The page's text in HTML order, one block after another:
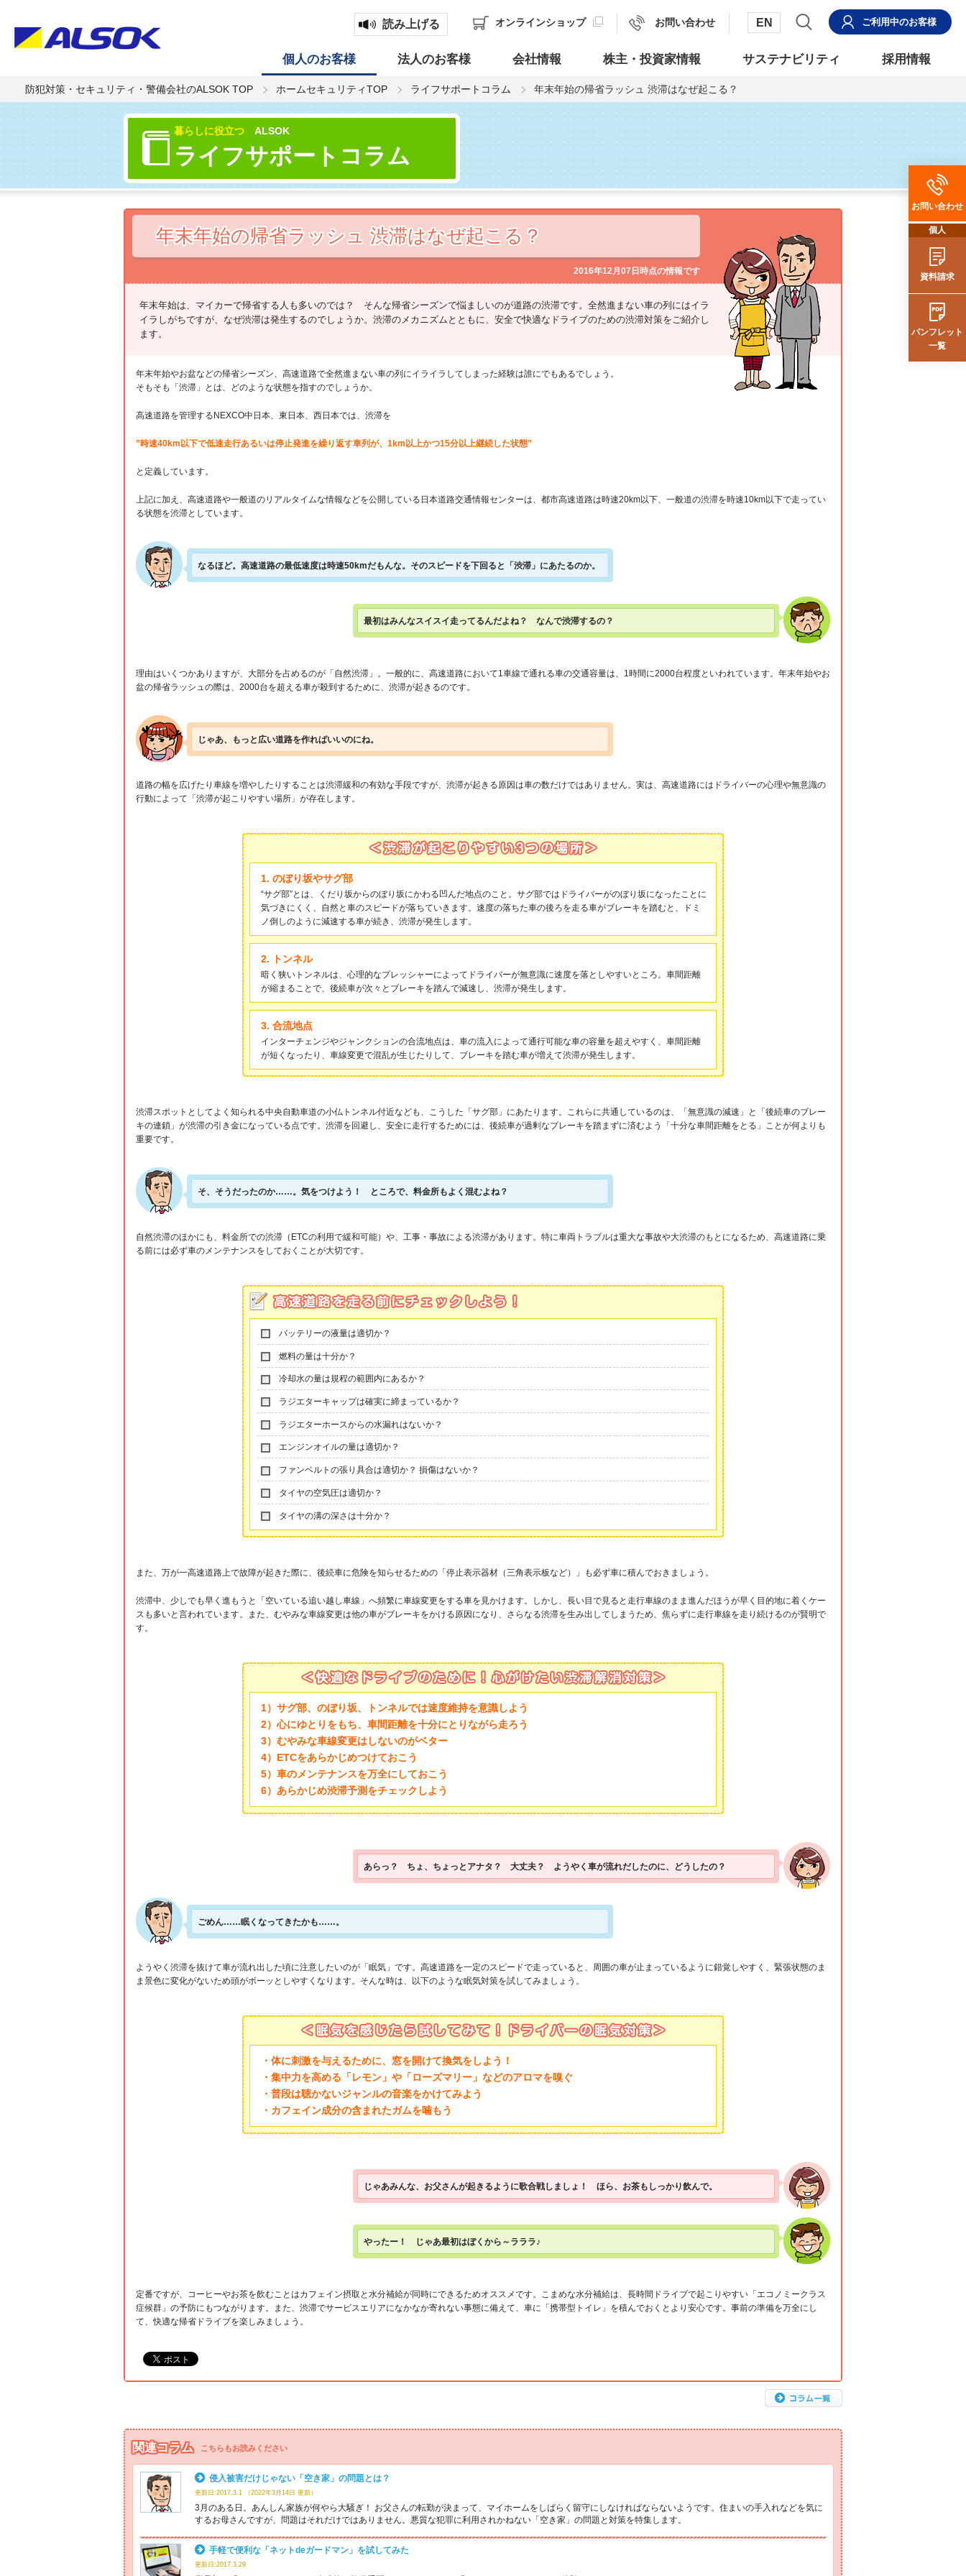
読み上げる オンラインショップ お問い合わせ EN ご利用中のお客様
個人のお客様 法人のお客様 会社情報 株主・投資家情報 サステナビリティ 採用情報
防犯対策・セキュリティ・警備会社のALSOK TOP ホームセキュリティTOP ライフサポートコラム 年末年始の帰省ラッシュ 渋滞はなぜ起こる？
暮らしに役立つ ALSOK
ライフサポートコラム
年末年始の帰省ラッシュ 渋滞はなぜ起こる？
2016年12月07日時点の情報です
年末年始は、マイカーで帰省する人も多いのでは？ そんな帰省シーズンで悩ましいのが道路の渋滞です。全然進まない車の列にはイラ
イラしがちですが、なぜ渋滞は発生するのでしょうか。渋滞のメカニズムとともに、安全で快適なドライブのための渋滞対策をご紹介し
ます。
年末年始やお盆などの帰省シーズン、高速道路で全然進まない車の列にイライラしてしまった経験は誰にでもあるでしょう。
そもそも「渋滞」とは、どのような状態を指すのでしょうか。
高速道路を管理するNEXCO中日本、東日本、西日本では、渋滞を
”時速40km以下で低速走行あるいは停止発進を繰り返す車列が、1km以上かつ15分以上継続した状態”
と定義しています。
上記に加え、高速道路や一般道のリアルタイムな情報などを公開している日本道路交通情報センターは、都市高速道路は時速20km以下、一般道の渋滞を時速10km以下で走ってい
る状態を渋滞としています。
なるほど。高速道路の最低速度は時速50kmだもんな。そのスピードを下回ると「渋滞」にあたるのか。
最初はみんなスイスイ走ってるんだよね？ なんで渋滞するの？
理由はいくつかありますが、大部分を占めるのが「自然渋滞」。一般的に、高速道路において1車線で通れる車の交通容量は、1時間に2000台程度といわれています。年末年始やお
盆の帰省ラッシュの際は、2000台を超える車が殺到するために、渋滞が起きるのです。
じゃあ、もっと広い道路を作ればいいのにね。
道路の幅を広げたり車線を増やしたりすることは渋滞緩和の有効な手段ですが、渋滞が起きる原因は車の数だけではありません。実は、高速道路にはドライバーの心理や無意識の
行動によって「渋滞が起こりやすい場所」が存在します。
1. のぼり坂やサグ部
“サグ部”とは、くだり坂からのぼり坂にかわる凹んだ地点のこと。サグ部ではドライバーがのぼり坂になったことに
気づきにくく、自然と車のスピードが落ちていきます。速度の落ちた車の後ろを走る車がブレーキを踏むと、ドミ
ノ倒しのように減速する車が続き、渋滞が発生します。
2. トンネル
暗く狭いトンネルは、心理的なプレッシャーによってドライバーが無意識に速度を落としやすいところ。車間距離
が縮まることで、後続車が次々とブレーキを踏んで減速し、渋滞が発生します。
3. 合流地点
インターチェンジやジャンクションの合流地点は、車の流入によって通行可能な車の容量を超えやすく、車間距離
が短くなったり、車線変更で混乱が生じたりして、ブレーキを踏む車が増えて渋滞が発生します。
渋滞スポットとしてよく知られる中央自動車道の小仏トンネル付近なども、こうした「サグ部」にあたります。これらに共通しているのは、「無意識の減速」と「後続車のブレー
キの連鎖」が渋滞の引き金になっている点です。渋滞を回避し、安全に走行するためには、後続車が過剰なブレーキを踏まずに済むよう「十分な車間距離をとる」ことが何よりも
重要です。
そ、そうだったのか……。気をつけよう！ ところで、料金所もよく混むよね？
自然渋滞のほかにも、料金所での渋滞（ETCの利用で緩和可能）や、工事・事故による渋滞があります。特に車両トラブルは重大な事故や大渋滞のもとになるため、高速道路に乗
る前には必ず車のメンテナンスをしておくことが大切です。
バッテリーの液量は適切か？
燃料の量は十分か？
冷却水の量は規程の範囲内にあるか？
ラジエターキャップは確実に締まっているか？
ラジエターホースからの水漏れはないか？
エンジンオイルの量は適切か？
ファンベルトの張り具合は適切か？ 損傷はないか？
タイヤの空気圧は適切か？
タイヤの溝の深さは十分か？
また、万が一高速道路上で故障が起きた際に、後続車に危険を知らせるための「停止表示器材（三角表示板など）」も必ず車に積んでおきましょう。
渋滞中、少しでも早く進もうと「空いている追い越し車線」へ頻繁に車線変更をする車を見かけます。しかし、長い目で見ると走行車線のまま進んだほうが早く目的地に着くケー
スも多いと言われています。また、むやみな車線変更は他の車がブレーキをかける原因になり、さらなる渋滞を生み出してしまうため、焦らずに走行車線を走り続けるのが賢明で
す。
1）サグ部、のぼり坂、トンネルでは速度維持を意識しよう
2）心にゆとりをもち、車間距離を十分にとりながら走ろう
3）むやみな車線変更はしないのがベター
4）ETCをあらかじめつけておこう
5）車のメンテナンスを万全にしておこう
6）あらかじめ渋滞予測をチェックしよう
あらっ？ ちょ、ちょっとアナタ？ 大丈夫？ ようやく車が流れだしたのに、どうしたの？
ごめん……眠くなってきたかも……。
ようやく渋滞を抜けて車が流れ出した頃に注意したいのが「眠気」です。高速道路を一定のスピードで走っていると、周囲の車が止まっているように錯覚しやすく、緊張状態のま
ま景色に変化がないため頭がボーッとしやすくなります。そんな時は、以下のような眠気対策を試してみましょう。
・体に刺激を与えるために、窓を開けて換気をしよう！
・集中力を高める「レモン」や「ローズマリー」などのアロマを嗅ぐ
・普段は聴かないジャンルの音楽をかけてみよう
・カフェイン成分の含まれたガムを噛もう
じゃあみんな、お父さんが起きるように歌合戦しましょ！ ほら、お茶もしっかり飲んで。
やったー！ じゃあ最初はぼくから～ラララ♪
定番ですが、コーヒーやお茶を飲むことはカフェイン摂取と水分補給が同時にできるためオススメです。こまめな水分補給は、長時間ドライブで起こりやすい「エコノミークラス
症候群」の予防にもつながります。また、渋滞でサービスエリアになかなか寄れない事態に備えて、車に「携帯型トイレ」を積んでおくとより安心です。事前の準備を万全にし
て、快適な帰省ドライブを楽しみましょう。
関連コラム こちらもお読みください
侵入被害だけじゃない「空き家」の問題とは？
更新日:2017.3.1 （2022年3月14日 更新）
3月のある日。あんしん家族が何やら大騒ぎ！ お父さんの転勤が決まって、マイホームをしばらく留守にしなければならないようです。住まいの手入れなどを気に
するお母さんですが、問題はそれだけではありません。悪質な犯罪に利用されかねない「空き家」の問題と対策を特集します。
手軽で便利な「ネットdeガードマン」を試してみた
更新日:2017.3.29
お問い合わせ
個人
資料請求
パンフレット
一覧